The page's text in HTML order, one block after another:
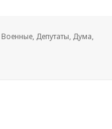
Военные, Депутаты, Дума,